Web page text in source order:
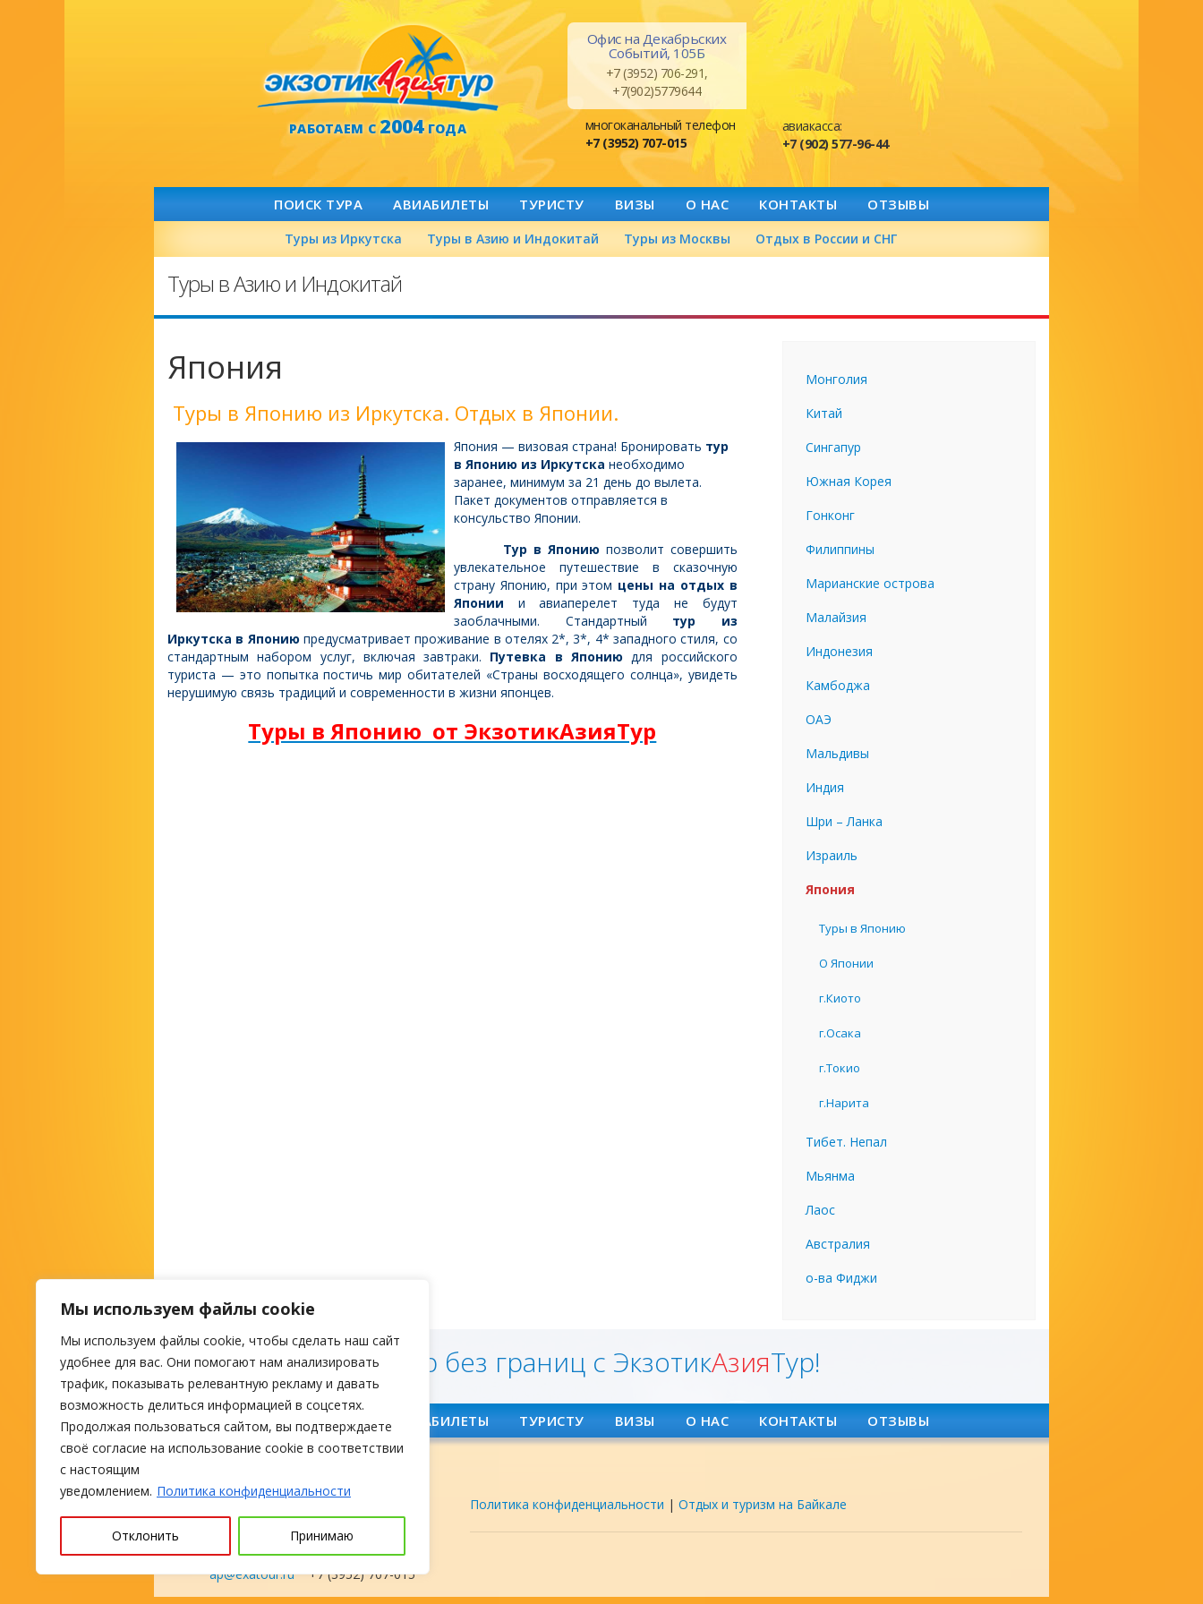
Мы используем файлы cookie
Мы используем файлы cookie, чтобы сделать наш сайт
удобнее для вас. Они помогают нам анализировать
трафик, показывать релевантную рекламу и давать
возможность делиться информацией в соцсетях.
Продолжая пользоваться сайтом, вы подтверждаете
своё согласие на использование cookie в соответствии
с настоящим
уведомлением. Политика конфиденциальности
Отклонить Принимаю
РАБОТАЕМ С2004ГОДА
Офис на Декабрьских
Событий, 105Б
+7 (3952) 706-291,
+7(902)5779644
многоканальный телефон
+7 (3952) 707-015
авиакасса:
+7 (902) 577-96-44
ПОИСК ТУРА АВИАБИЛЕТЫ ТУРИСТУ ВИЗЫ О НАС КОНТАКТЫ ОТЗЫВЫ
Туры из Иркутска Туры в Азию и Индокитай Туры из Москвы Отдых в России и СНГ
Туры в Азию и Индокитай
Япония
Туры в Японию из Иркутска. Отдых в Японии.
Япония — визовая страна! Бронировать тур
в Японию из Иркутска необходимо
заранее, минимум за 21 день до вылета.
Пакет документов отправляется в
консульство Японии.
Тур в Японию позволит совершить
увлекательное путешествие в сказочную
страну Японию, при этом цены на отдых в
Японии и авиаперелет туда не будут
заоблачными. Стандартный тур из
Иркутска в Японию предусматривает проживание в отелях 2*, 3*, 4* западного стиля, со
стандартным набором услуг, включая завтраки. Путевка в Японию для российского
туриста — это попытка постичь мир обитателей «Страны восходящего солнца», увидеть
нерушимую связь традиций и современности в жизни японцев.
Туры в Японию от ЭкзотикАзияТур
Монголия
Китай
Сингапур
Южная Корея
Гонконг
Филиппины
Марианские острова
Малайзия
Индонезия
Камбоджа
ОАЭ
Мальдивы
Индия
Шри – Ланка
Израиль
Япония
Туры в Японию
О Японии
г.Киото
г.Осака
г.Токио
г.Нарита
Тибет. Непал
Мьянма
Лаос
Австралия
о-ва Фиджи
Мир без границ с ЭкзотикАзияТур!
ПОИСК ТУРА АВИАБИЛЕТЫ ТУРИСТУ ВИЗЫ О НАС КОНТАКТЫ ОТЗЫВЫ
туроператор с 2004 года, турагент
ap@exatour.ru+7 (3952) 707-015
Политика конфиденциальности |Отдых и туризм на Байкале